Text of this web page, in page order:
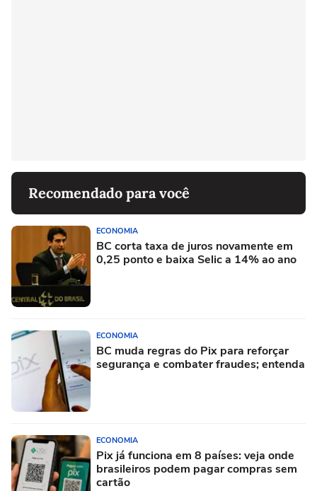
Recomendado para você
ECONOMIA
BC corta taxa de juros novamente em
0,25 ponto e baixa Selic a 14% ao ano
ECONOMIA
BC muda regras do Pix para reforçar
segurança e combater fraudes; entenda
ECONOMIA
Pix já funciona em 8 países: veja onde
brasileiros podem pagar compras sem
cartão